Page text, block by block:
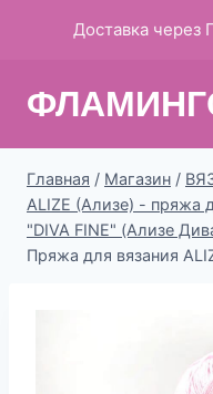
Главная / Магазин /
ALIZE (Ализе) - пряжа
"DIVA FINE" (Ализе
Пряжа для вязания
Доставка через